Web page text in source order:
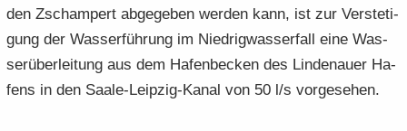
den Zscham­pert ab­ge­ge­ben wer­den kann, ist zur Ver­ste­ti­
gung der Was­ser­füh­rung im Nied­rig­was­ser­fall eine Was­
ser­über­lei­tung aus dem Ha­fen­be­cken des Lin­de­nau­er Ha­
fens in den Saale-​Leipzig-Kanal von 50 l/s vor­ge­se­hen.